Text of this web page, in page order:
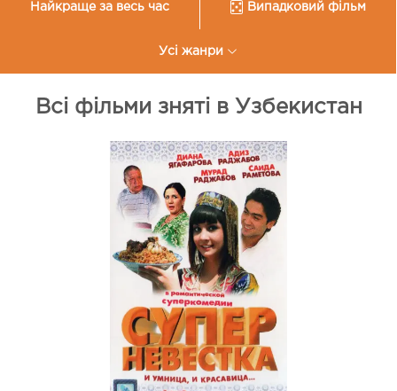
Найкраще за весь час Випадковий фільм
Усі жанри
Всі фільми зняті в Узбекистан